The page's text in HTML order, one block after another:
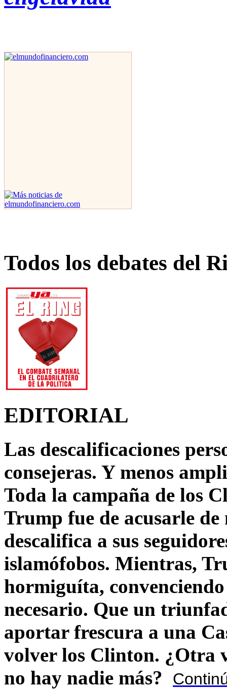
Todos los debates del
EDITORIAL
Las descalificaciones
consejeras. Y menos
Toda la campaña de los
Trump fue de acusarle
descalifica a sus
islamófobos. Mientras,
hormiguíta,
necesario. Que un
aportar frescura a una
volver los Clinton. ¿Otra
no hay nadie más?